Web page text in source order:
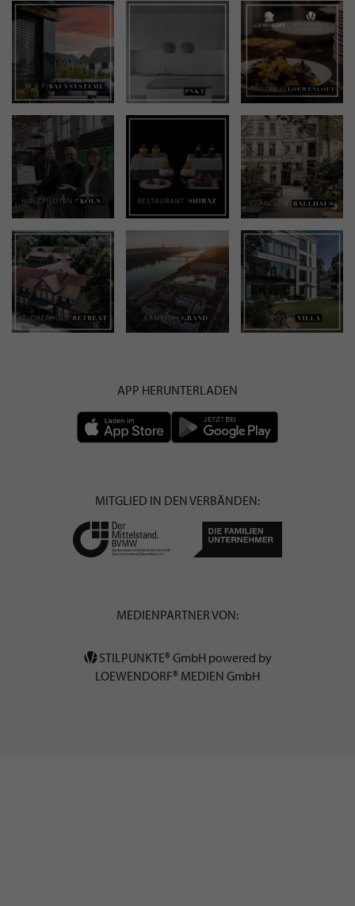
APP HERUNTERLADEN
MITGLIED IN DEN VERBÄNDEN:
MEDIENPARTNER VON:
STILPUNKTE® GmbH powered by
LOEWENDORF® MEDIEN GmbH